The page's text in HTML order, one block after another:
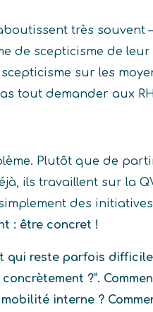
très souvent –
de scepticisme de leur
sur les
tout demander aux
Plutôt que de
ils travaillent sur la
des initiatives
: être concret !
qui reste parfois
?”.
interne ?